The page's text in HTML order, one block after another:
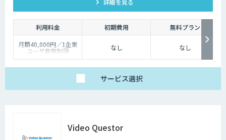
詳細を見る
利用料金 初期費用
無料プラン
月額40,000円／1企業
ユーザ数無制限 なし なし
サービス選択
Video Questor